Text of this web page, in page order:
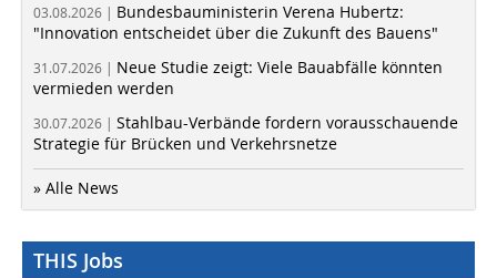
03.08.2026 | Bundesbauministerin Verena Hubertz:
"Innovation entscheidet über die Zukunft des Bauens"
31.07.2026 | Neue Studie zeigt: Viele Bauabfälle könnten
vermieden werden
30.07.2026 | Stahlbau-Verbände fordern vorausschauende
Strategie für Brücken und Verkehrsnetze
» Alle News
THIS Jobs